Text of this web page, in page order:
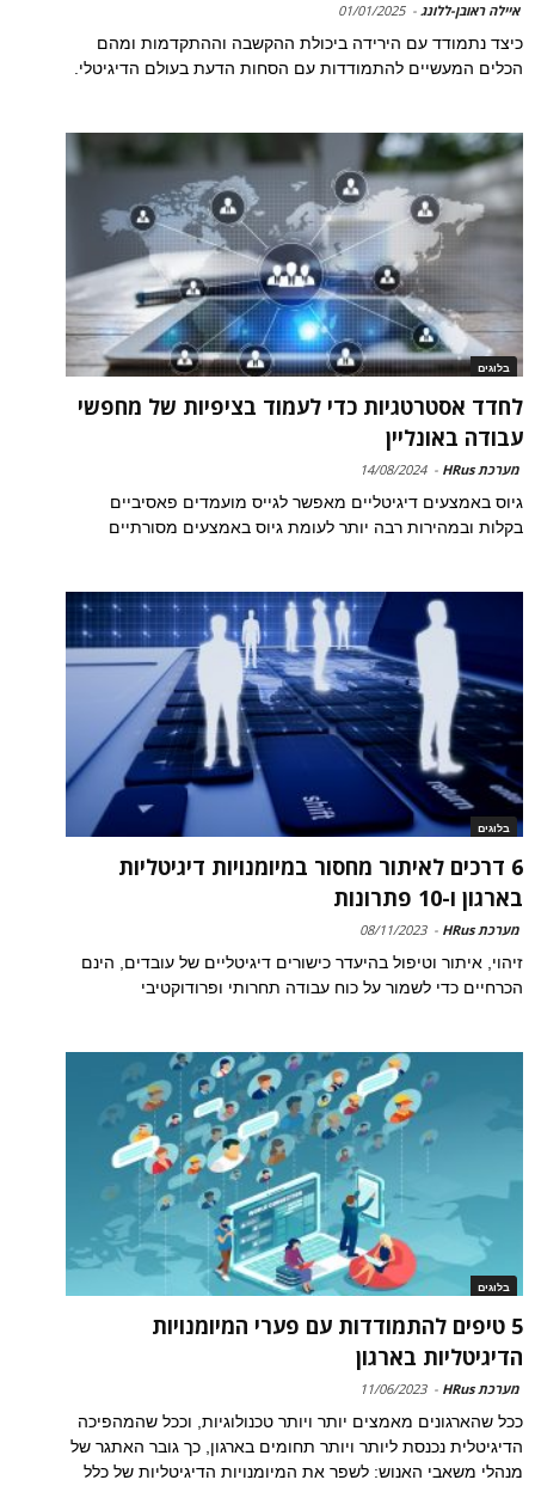
איילה ראובן-ללונג -
01/01/2025
כיצד נתמודד עם הירידה ביכולת ההקשבה וההתקדמות ומהם
הכלים המעשיים להתמודדות עם הסחות הדעת בעולם הדיגיטלי.
בלוגים
לחדד אסטרטגיות כדי לעמוד בציפיות של מחפשי
עבודה באונליין
מערכת HRus -
14/08/2024
גיוס באמצעים דיגיטליים מאפשר לגייס מועמדים פאסיביים
בקלות ובמהירות רבה יותר לעומת גיוס באמצעים מסורתיים
בלוגים
6 דרכים לאיתור מחסור במיומנויות דיגיטליות
בארגון ו-10 פתרונות
מערכת HRus -
08/11/2023
זיהוי, איתור וטיפול בהיעדר כישורים דיגיטליים של עובדים, הינם
הכרחיים כדי לשמור על כוח עבודה תחרותי ופרודוקטיבי
בלוגים
5 טיפים להתמודדות עם פערי המיומנויות
הדיגיטליות בארגון
מערכת HRus -
11/06/2023
ככל שהארגונים מאמצים יותר ויותר טכנולוגיות, וככל שהמהפיכה
הדיגיטלית נכנסת ליותר ויותר תחומים בארגון, כך גובר האתגר של
מנהלי משאבי האנוש: לשפר את המיומנויות הדיגיטליות של כלל